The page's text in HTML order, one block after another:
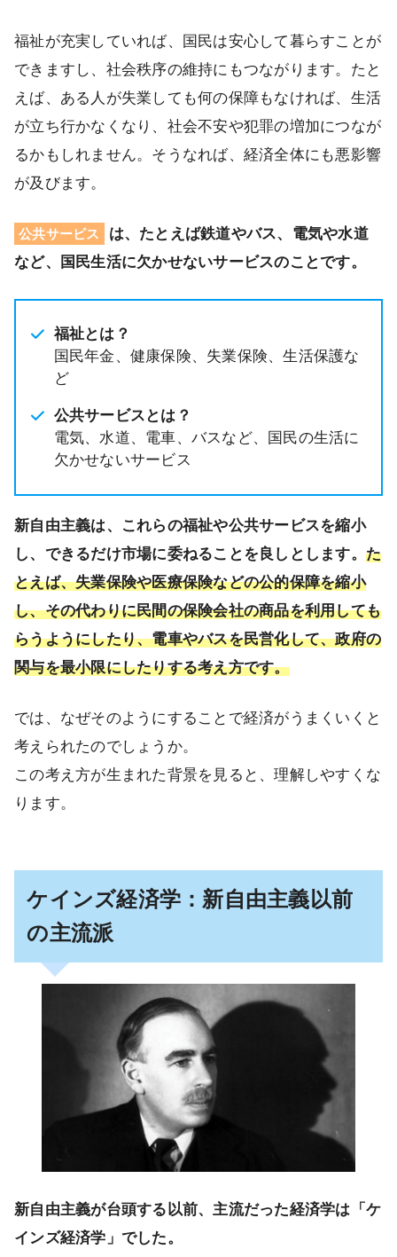
福祉が充実していれば、国民は安心して暮らすことが
できますし、社会秩序の維持にもつながります。たと
えば、ある人が失業しても何の保障もなければ、生活
が立ち行かなくなり、社会不安や犯罪の増加につなが
るかもしれません。そうなれば、経済全体にも悪影響
が及びます。
公共サービス
は、たとえば鉄道やバス、電気や水道
など、国民生活に欠かせないサービスのことです。
福祉とは？
国民年金、健康保険、失業保険、生活保護な
ど
公共サービスとは？
電気、水道、電車、バスなど、国民の生活に
欠かせないサービス
新自由主義は、これらの福祉や公共サービスを縮小
し、できるだけ市場に委ねることを良しとします。 た
とえば、失業保険や医療保険などの公的保障を縮小
し、その代わりに民間の保険会社の商品を利用しても
らうようにしたり、電車やバスを民営化して、政府の
関与を最小限にしたりする考え方です。
では、なぜそのようにすることで経済がうまくいくと
考えられたのでしょうか。
この考え方が生まれた背景を見ると、理解しやすくな
ります。
ケインズ経済学：新自由主義以前
の主流派
新自由主義が台頭する以前、主流だった経済学は「ケ
インズ経済学」でした。